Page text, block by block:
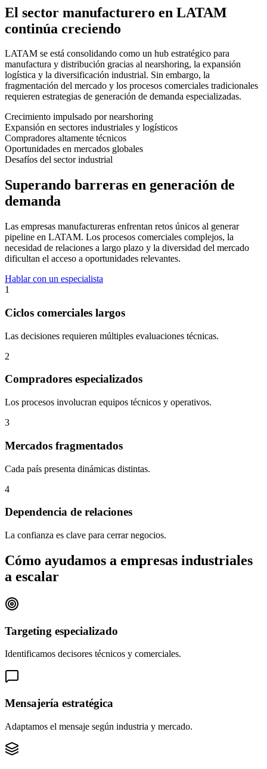
El sector manufacturero en LATAM
continúa creciendo
LATAM se está consolidando como un hub estratégico para
manufactura y distribución gracias al nearshoring, la expansión
logística y la diversificación industrial. Sin embargo, la
fragmentación del mercado y los procesos comerciales tradicionales
requieren estrategias de generación de demanda especializadas.
Crecimiento impulsado por nearshoring
Expansión en sectores industriales y logísticos
Compradores altamente técnicos
Oportunidades en mercados globales
Desafíos del sector industrial
Superando barreras en generación de
demanda
Las empresas manufactureras enfrentan retos únicos al generar
pipeline en LATAM. Los procesos comerciales complejos, la
necesidad de relaciones a largo plazo y la diversidad del mercado
dificultan el acceso a oportunidades relevantes.
Hablar con un especialista
1
Ciclos comerciales largos
Las decisiones requieren múltiples evaluaciones técnicas.
2
Compradores especializados
Los procesos involucran equipos técnicos y operativos.
3
Mercados fragmentados
Cada país presenta dinámicas distintas.
4
Dependencia de relaciones
La confianza es clave para cerrar negocios.
Cómo ayudamos a empresas industriales
a escalar
Targeting especializado
Identificamos decisores técnicos y comerciales.
Mensajería estratégica
Adaptamos el mensaje según industria y mercado.